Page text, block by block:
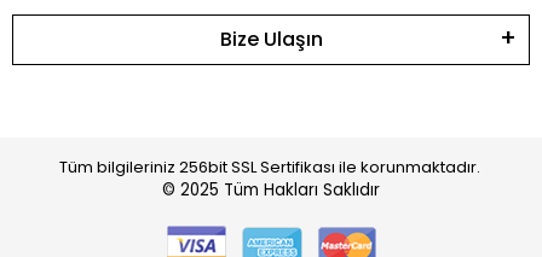
Bize Ulaşın
Tüm bilgileriniz 256bit SSL Sertifikası ile korunmaktadır.
© 2025 Tüm Hakları Saklıdır